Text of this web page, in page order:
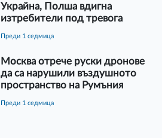
Украйна, Полша вдигна
изтребители под тревога
преди 1 седмица
Москва отрече руски дронове
да са нарушили въздушното
пространство на Румъния
преди 1 седмица